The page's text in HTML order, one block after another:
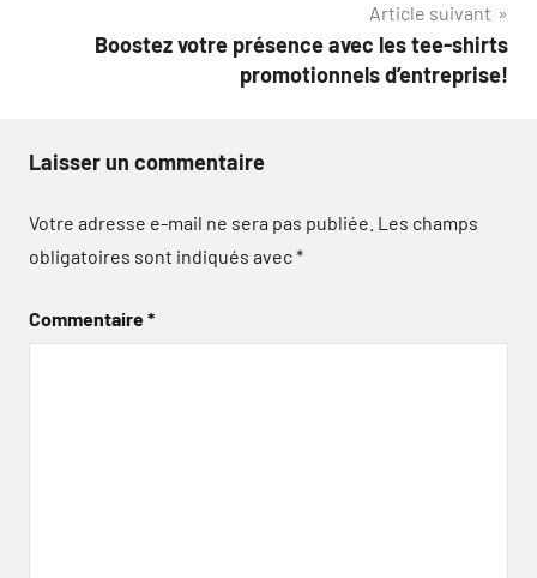
Article suivant
Boostez votre présence avec les tee-shirts
promotionnels d’entreprise!
Laisser un commentaire
Votre adresse e-mail ne sera pas publiée. Les champs
obligatoires sont indiqués avec*
Commentaire*